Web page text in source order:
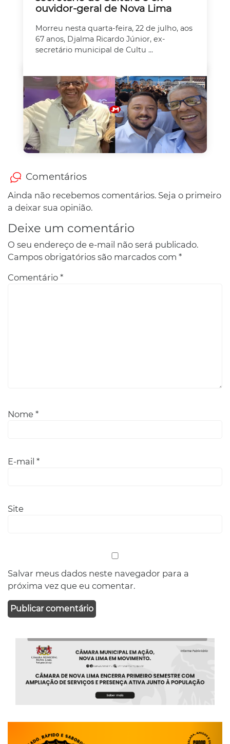
ouvidor-geral de Nova Lima
Morreu nesta quarta-feira, 22 de julho, aos
67 anos, Djalma Ricardo Júnior, ex-
secretário municipal de Cultu ...
Comentários
Ainda não recebemos comentários. Seja o primeiro
a deixar sua opinião.
Deixe um comentário
O seu endereço de e-mail não será publicado.
Campos obrigatórios são marcados com *
Comentário *
Nome *
E-mail *
Site
Salvar meus dados neste navegador para a
próxima vez que eu comentar.